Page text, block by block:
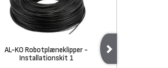
AL-KO Robotplæneklipper -
Installationskit 1